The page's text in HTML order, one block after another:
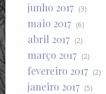
junho 2017 (3)
maio 2017 (6)
abril 2017 (2)
março 2017 (2)
fevereiro 2017 (2)
janeiro 2017 (5)